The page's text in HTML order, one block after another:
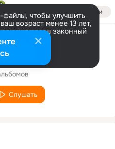
Войти
чтобы улучшить
возраст менее 13 лет,
должен ваш законный
информации
J. Ochoa
Слушать